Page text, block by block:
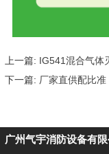
上一篇: IG541混合气体
下一篇: 厂家直供配比
广州气宇消防设备有限